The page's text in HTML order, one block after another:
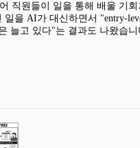
직원들이 일을 통해 배울 기
일을 AI가 대신하면서 "entry-
늘고 있다"는 결과도 나왔습니